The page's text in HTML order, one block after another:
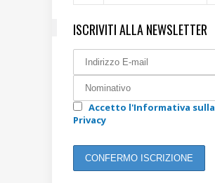
ISCRIVITI ALLA NEWSLETTER
Accetto l'Informativa sulla
Privacy